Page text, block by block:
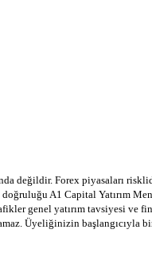
değildir. Forex piyasaları
A1 Capital Yatırım
genel yatırım tavsiyesi
Üyeliğinizin